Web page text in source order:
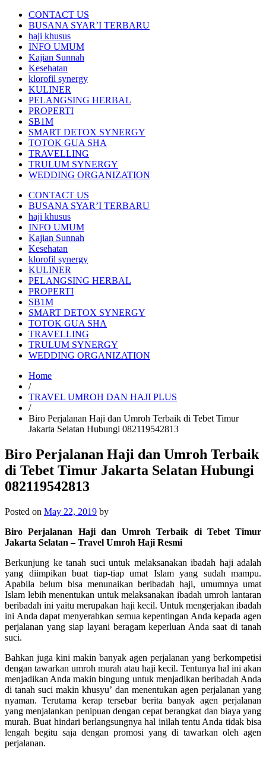
CONTACT US
BUSANA SYAR’I TERBARU
haji khusus
INFO UMUM
Kajian Sunnah
Kesehatan
klorofil synergy
KULINER
PELANGSING HERBAL
PROPERTI
SB1M
SMART DETOX SYNERGY
TOTOK GUA SHA
TRAVELLING
TRULUM SYNERGY
WEDDING ORGANIZATION
CONTACT US
BUSANA SYAR’I TERBARU
haji khusus
INFO UMUM
Kajian Sunnah
Kesehatan
klorofil synergy
KULINER
PELANGSING HERBAL
PROPERTI
SB1M
SMART DETOX SYNERGY
TOTOK GUA SHA
TRAVELLING
TRULUM SYNERGY
WEDDING ORGANIZATION
Home
/
TRAVEL UMROH DAN HAJI PLUS
/
Biro Perjalanan Haji dan Umroh Terbaik di Tebet Timur
Jakarta Selatan Hubungi 082119542813
Biro Perjalanan Haji dan Umroh Terbaik
di Tebet Timur Jakarta Selatan Hubungi
082119542813
Posted on May 22, 2019 by
Biro Perjalanan Haji dan Umroh Terbaik di Tebet Timur
Jakarta Selatan – Travel Umroh Haji Resmi
Berkunjung ke tanah suci untuk melaksanakan ibadah haji adalah
yang diimpikan buat tiap-tiap umat Islam yang sudah mampu.
Apabila belum bisa menunaikan beribadah haji, umumnya umat
Islam lebih menentukan untuk melaksanakan ibadah umroh lantaran
beribadah ini yaitu merupakan haji kecil. Untuk mengerjakan ibadah
ini Anda dapat menyerahkan semua kepentingan Anda kepada agen
perjalanan yang siap layani beragam keperluan Anda saat di tanah
suci.
Bahkan juga kini makin banyak agen perjalanan yang berkompetisi
dengan tawarkan umroh murah atau haji kecil. Tentunya hal ini akan
menjadikan Anda makin bingung untuk menjadikan beribadah Anda
di tanah suci makin khusyu’ dan menentukan agen perjalanan yang
nyaman. Terutama kerap tersebar berita banyak agen perjalanan
yang menjalankan penipuan dengan cepat berangkat dan biaya yang
murah. Buat hindari berlangsungnya hal inilah tentu Anda tidak bisa
lengah begitu saja dengan promosi yang di tawarkan oleh agen
perjalanan.